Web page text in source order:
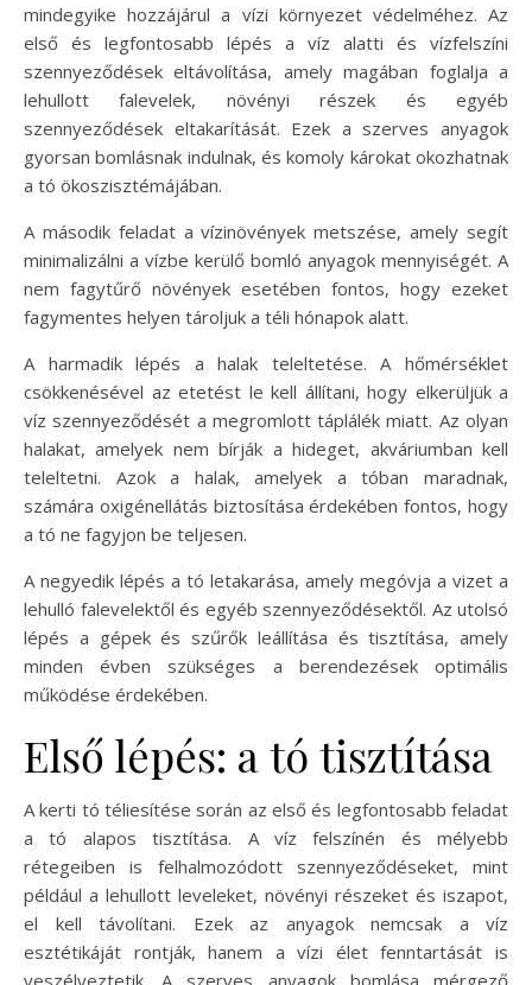
mindegyike hozzájárul a vízi környezet védelméhez. Az
első és legfontosabb lépés a víz alatti és vízfelszíni
szennyeződések eltávolítása, amely magában foglalja a
lehullott falevelek, növényi részek és egyéb
szennyeződések eltakarítását. Ezek a szerves anyagok
gyorsan bomlásnak indulnak, és komoly károkat okozhatnak
a tó ökoszisztémájában.
A második feladat a vízinövények metszése, amely segít
minimalizálni a vízbe kerülő bomló anyagok mennyiségét. A
nem fagytűrő növények esetében fontos, hogy ezeket
fagymentes helyen tároljuk a téli hónapok alatt.
A harmadik lépés a halak teleltetése. A hőmérséklet
csökkenésével az etetést le kell állítani, hogy elkerüljük a
víz szennyeződését a megromlott táplálék miatt. Az olyan
halakat, amelyek nem bírják a hideget, akváriumban kell
teleltetni. Azok a halak, amelyek a tóban maradnak,
számára oxigénellátás biztosítása érdekében fontos, hogy
a tó ne fagyjon be teljesen.
A negyedik lépés a tó letakarása, amely megóvja a vizet a
lehulló falevelektől és egyéb szennyeződésektől. Az utolsó
lépés a gépek és szűrők leállítása és tisztítása, amely
minden évben szükséges a berendezések optimális
működése érdekében.
Első lépés: a tó tisztítása
A kerti tó téliesítése során az első és legfontosabb feladat
a tó alapos tisztítása. A víz felszínén és mélyebb
rétegeiben is felhalmozódott szennyeződéseket, mint
például a lehullott leveleket, növényi részeket és iszapot,
el kell távolítani. Ezek az anyagok nemcsak a víz
esztétikáját rontják, hanem a vízi élet fenntartását is